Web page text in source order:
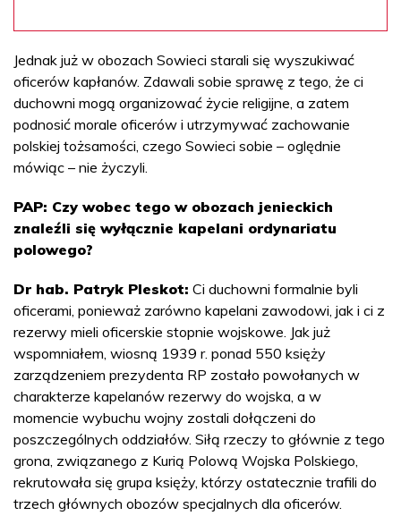
Jednak już w obozach Sowieci starali się wyszukiwać
oficerów kapłanów. Zdawali sobie sprawę z tego, że ci
duchowni mogą organizować życie religijne, a zatem
podnosić morale oficerów i utrzymywać zachowanie
polskiej tożsamości, czego Sowieci sobie – oględnie
mówiąc – nie życzyli.
PAP: Czy wobec tego w obozach jenieckich
znaleźli się wyłącznie kapelani ordynariatu
polowego?
Dr hab. Patryk Pleskot: Ci duchowni formalnie byli
oficerami, ponieważ zarówno kapelani zawodowi, jak i ci z
rezerwy mieli oficerskie stopnie wojskowe. Jak już
wspomniałem, wiosną 1939 r. ponad 550 księży
zarządzeniem prezydenta RP zostało powołanych w
charakterze kapelanów rezerwy do wojska, a w
momencie wybuchu wojny zostali dołączeni do
poszczególnych oddziałów. Siłą rzeczy to głównie z tego
grona, związanego z Kurią Polową Wojska Polskiego,
rekrutowała się grupa księży, którzy ostatecznie trafili do
trzech głównych obozów specjalnych dla oficerów.